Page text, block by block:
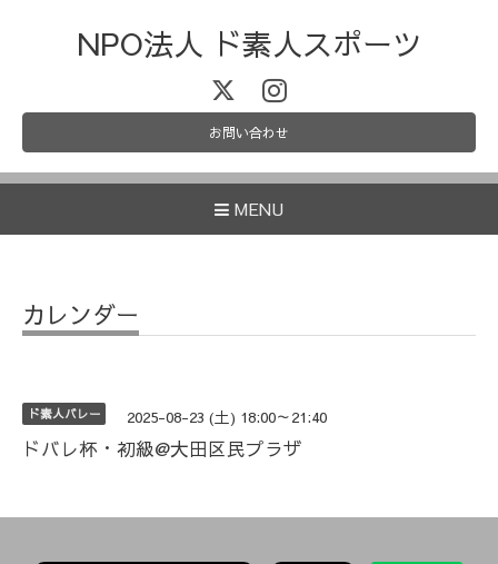
NPO法人 ド素人スポーツ
お問い合わせ
MENU
カレンダー
ド素人バレー 2025-08-23 (土) 18:00～21:40
ドバレ杯・初級@大田区民プラザ